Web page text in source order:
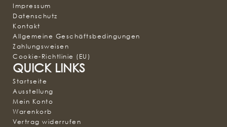
Impressum
Datenschutz
Kontakt
Allgemeine Geschäftsbedingungen
Zahlungsweisen
Cookie-Richtlinie (EU)
QUICK LINKS
Startseite
Ausstellung
Mein Konto
Warenkorb
Vertrag widerrufen